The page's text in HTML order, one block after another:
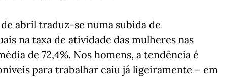
abril traduz-se numa subida de
na taxa de atividade das mulheres nas
de 72,4%. Nos homens, a tendência é
para trabalhar caiu já ligeiramente – em